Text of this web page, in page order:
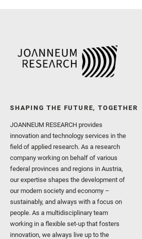
SHAPING THE FUTURE, TOGETHER
JOANNEUM RESEARCH provides
innovation and technology services in the
field of applied research. As a research
company working on behalf of various
federal provinces and regions in Austria,
our expertise shapes the development of
our modern society and economy –
sustainably, and always with a focus on
people. As a multidisciplinary team
working in a flexible set-up that fosters
innovation, we always live up to the